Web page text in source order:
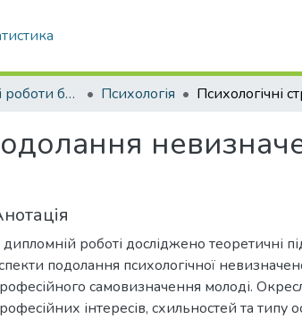
Кваліфікаційні роботи бакалаврів Психологія
роботі досліджено теоретичні
подолання психологічної
самовизначення молоді.
інтересів, схильностей та типу